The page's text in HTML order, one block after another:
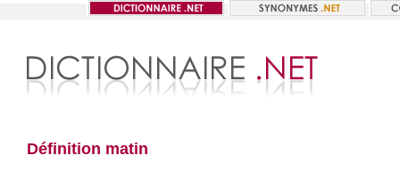
Définition matin